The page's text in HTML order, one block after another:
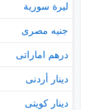
ليرة سورية
جنيه مصرى
درهم اماراتى
دينار أردنى
دينار كويتى